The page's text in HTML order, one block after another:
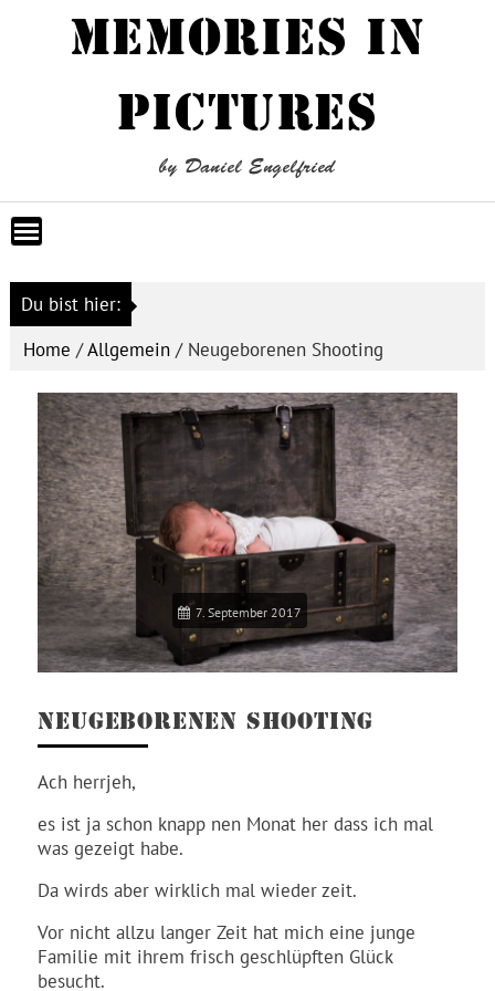
MEMORIES IN
PICTURES
by Daniel Engelfried
Du bist hier:
Home /Allgemein / Neugeborenen Shooting
7. September 2017
NEUGEBORENEN SHOOTING
Ach herrjeh,
es ist ja schon knapp nen Monat her dass ich mal
was gezeigt habe.
Da wirds aber wirklich mal wieder zeit.
Vor nicht allzu langer Zeit hat mich eine junge
Familie mit ihrem frisch geschlüpften Glück
besucht.